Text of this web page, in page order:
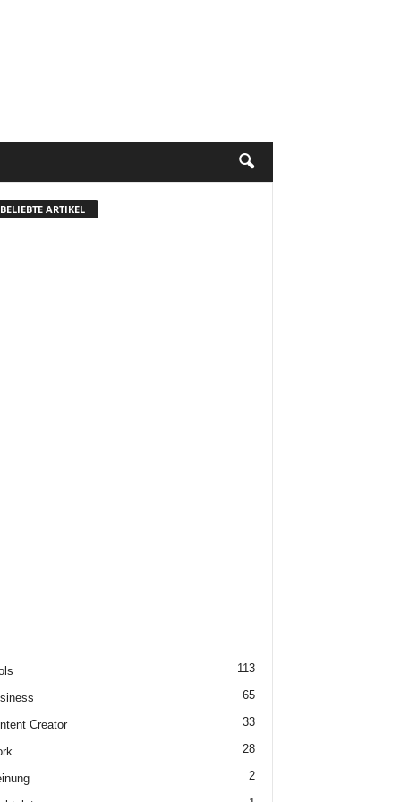
BELIEBTE ARTIKEL
113
65
Creator 33
28
2